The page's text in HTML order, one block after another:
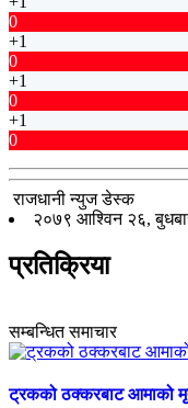
0
+1
0
+1
0
+1
0
राजधानी न्युज डेस्क
२०७९ आश्विन २६,
प्रतिक्रिया
सम्बन्धित समाचार
ट्रकको ठक्करबाट आमाको